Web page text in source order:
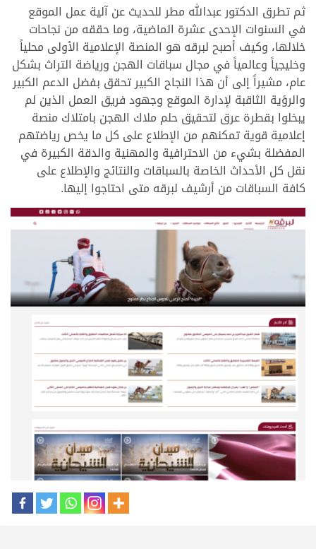
ثم تطرق الدكتور عبدالله مطر للحديث عن آلية عمل الموقع
في السنوات الإحدى عشرة الماضية، وما حققه من نجاحات
خلالها، وكيف أصبح لبرقه هو المنصة الإعلامية الأولى محلياً
وخليجياً وعالمياً في مجال سباقات الهجن ورياضة التراث بشكل
عام، مشيراً إلى أن هذا النجاح الكبير تحقق بفضل الدعم الكبير
والرؤية الثاقبة لإدارة الموقع وجهود فريق العمل الذين لم
يبخلوا بقطرة عرق لتحقيق حلم ملاك الهجن بامتلاك منصة
إعلامية قوية تمكنهم من الإطلاع على كل ما يخص رياضتهم
المفضلة بشيء من الاحترافية والمهنية والدقة الكبيرة في
نقل كل الأحداث الخاصة بالسباقات والنتائج والإطلاع على
كافة السباقات من أرشيف لبرقه متى احتاجوا إليها.